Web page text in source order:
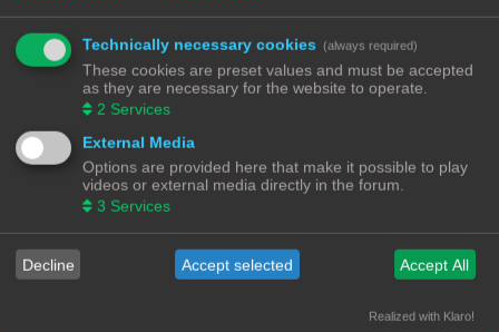
klipper
Laatste bericht door
deveha «13/02/24, 10:10
Reacties:45 1
Maatvoering ontwerpen in klipper
Maatvoering ontwerpen in klipper
Laatste bericht door
Reacties:
Weer een nieuw klipper probleem
Reacties:
Klipperscreen
18/05/23, 22:55
Technically necessary cookies (always required)
These cookies are preset values and must be accepted
as they are necessary for the website to operate.
2 Services
External Media
Options are provided here that make it possible to play
videos or external media directly in the forum.
3 Services
Decline Accept selected Accept All
Realized with Klaro!